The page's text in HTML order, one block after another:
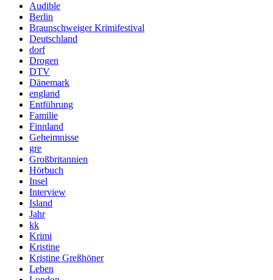
Audible
Berlin
Braunschweiger Krimifestival
Deutschland
dorf
Drogen
DTV
Dänemark
england
Entführung
Familie
Finnland
Geheimnisse
gre
Großbritannien
Hörbuch
Insel
Interview
Island
Jahr
kk
Krimi
Kristine
Kristine Greßhöner
Leben